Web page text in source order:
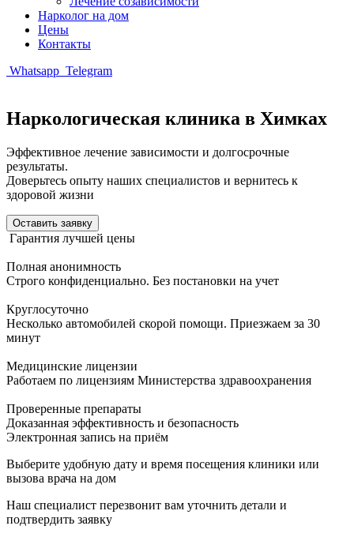
Нарколог на дом
Цены
Контакты
Whatsapp Telegram
Наркологическая клиника в Химках
Эффективное лечение зависимости и долгосрочные
результаты.
Доверьтесь опыту наших специалистов и вернитесь к
здоровой жизни
Оставить заявку
Гарантия лучшей цены
Полная анонимность
Строго конфиденциально. Без постановки на учет
Круглосуточно
Несколько автомобилей скорой помощи. Приезжаем за 30
минут
Медицинские лицензии
Работаем по лицензиям Министерства здравоохранения
Проверенные препараты
Доказанная эффективность и безопасность
Электронная запись на приём
Выберите удобную дату и время посещения клиники или
вызова врача на дом
Наш специалист перезвонит вам уточнить детали и
подтвердить заявку